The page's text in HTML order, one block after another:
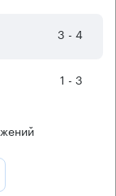
3 - 4
1 - 3